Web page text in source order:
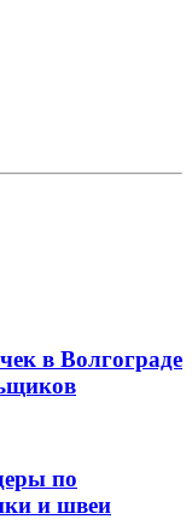
в Волгограде
по
и швеи